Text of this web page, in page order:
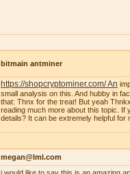
bitmain antminer
https://shopcryptominer.com/ An
small analysis on this. And hubby in
that: Thnx for the treat! But yeah
reading much more about this topic. If
details? It can be extremely helpful for
megan@lml.com